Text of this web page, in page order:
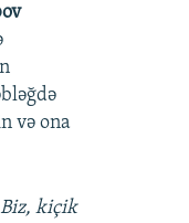
və ona
kiçik